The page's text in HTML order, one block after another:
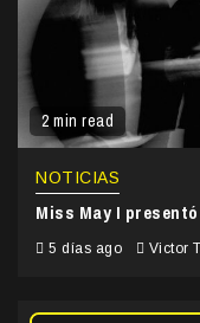
2 min read
NOTICIAS
Miss May I
5 días ago Victor